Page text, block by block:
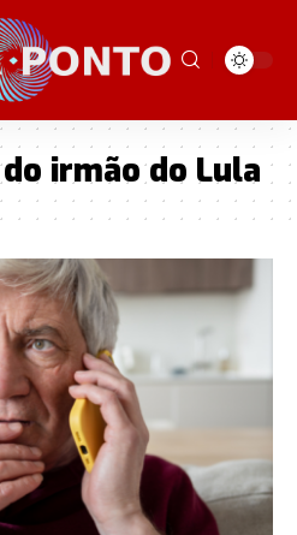
irmão do Lula